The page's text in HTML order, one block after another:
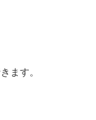
ます。